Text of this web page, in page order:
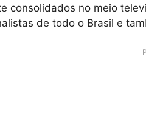
consolidados no meio
de todo o Brasil e